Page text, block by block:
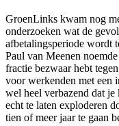
GroenLinks kwam nog
onderzoeken wat de
afbetalingsperiode wordt
Paul van Meenen
fractie bezwaar hebt
voor werkenden met een
wel heel verbazend dat je
echt te laten exploderen
tien of meer jaar te gaan